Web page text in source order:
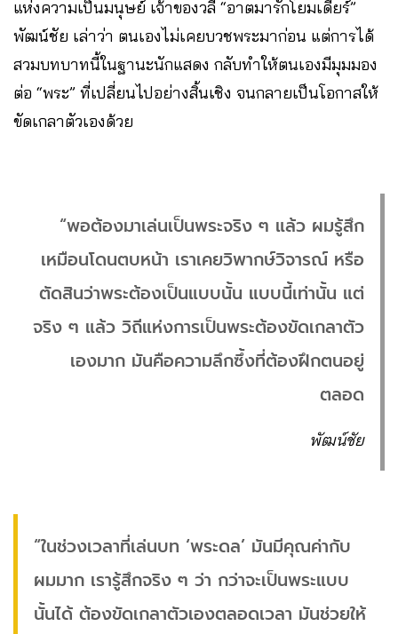
แห่งความเป็นมนุษย์ เจ้าของวลี “อาตมารักโยมเดียร์”
พัฒน์ชัย เล่าว่า ตนเองไม่เคยบวชพระมาก่อน แต่การได้
สวมบทบาทนี้ในฐานะนักแสดง กลับทำให้ตนเองมีมุมมอง
ต่อ “พระ” ที่เปลี่ยนไปอย่างสิ้นเชิง จนกลายเป็นโอกาสให้
ขัดเกลาตัวเองด้วย
“พอต้องมาเล่นเป็นพระจริง ๆ แล้ว ผมรู้สึก
เหมือนโดนตบหน้า เราเคยวิพากษ์วิจารณ์ หรือ
ตัดสินว่าพระต้องเป็นแบบนั้น แบบนี้เท่านั้น แต่
จริง ๆ แล้ว วิถีแห่งการเป็นพระต้องขัดเกลาตัว
เองมาก มันคือความลึกซึ้งที่ต้องฝึกตนอยู่
ตลอด
พัฒน์ชัย
“ในช่วงเวลาที่เล่นบท ‘พระดล’ มันมีคุณค่ากับ
ผมมาก เรารู้สึกจริง ๆ ว่า กว่าจะเป็นพระแบบ
นั้นได้ ต้องขัดเกลาตัวเองตลอดเวลา มันช่วยให้